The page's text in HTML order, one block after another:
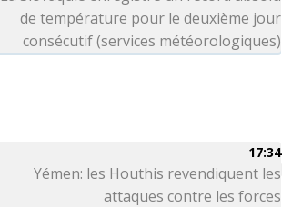
de température pour le deuxième jour
consécutif (services météorologiques)
17:34
Yémen: les Houthis revendiquent les
attaques contre les forces